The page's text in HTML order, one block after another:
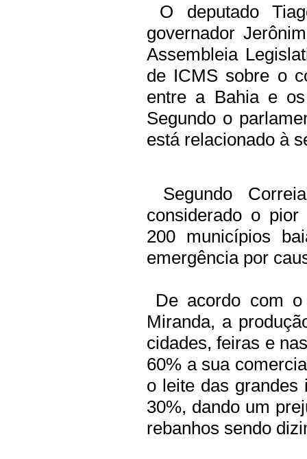
O deputado
governador
Assembleia
de ICMS sobre o
entre a Bahia e
Segundo o
está relacionado à
Segundo
considerado o
200 municípios
emergência por
De acordo com
Miranda, a
cidades, feiras e
60% a sua
o leite das grandes
30%, dando um
rebanhos sendo